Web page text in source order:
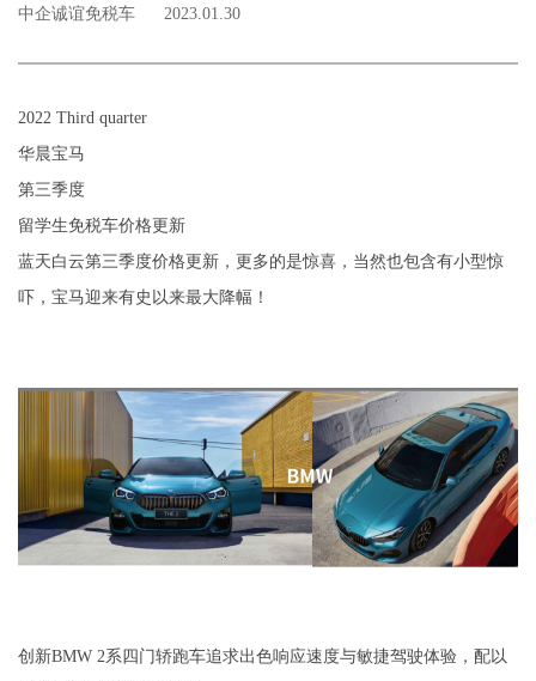
中企诚谊免税车 2023.01.30
2022 Third quarter
华晨宝马
第三季度
留学生免税车价格更新
蓝天白云第三季度价格更新，更多的是惊喜，当然也包含有小型惊
吓，宝马迎来有史以来最大降幅！
创新BMW 2系四门轿跑车追求出色响应速度与敏捷驾驶体验，配以